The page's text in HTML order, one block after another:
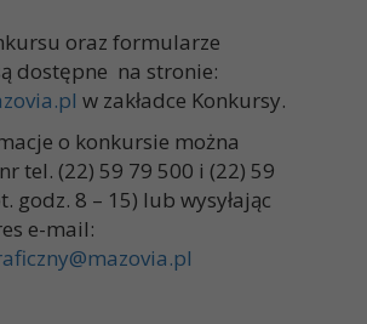
oraz formularze
dostępne na stronie:
w zakładce Konkursy.
o konkursie można
tel. (22) 59 79 500 i (22) 59
godz. 8 – 15) lub wysyłając
e-mail: